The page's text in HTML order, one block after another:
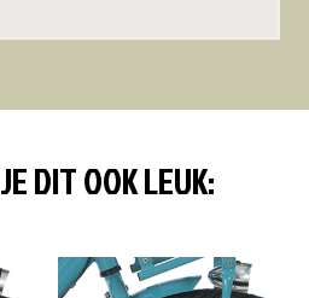
DIT OOK LEUK: